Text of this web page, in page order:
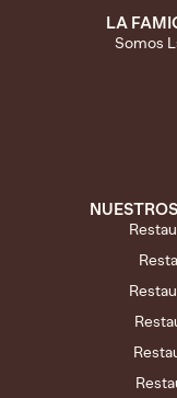
LA
Somos